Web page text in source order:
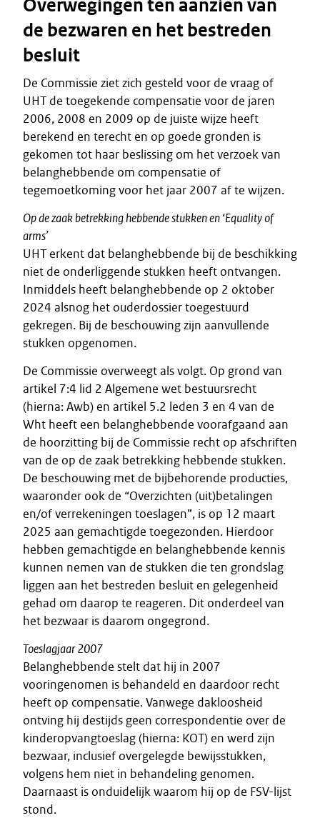
Overwegingen ten aanzien van
de bezwaren en het bestreden
besluit
De Commissie ziet zich gesteld voor de vraag of
UHT de toegekende compensatie voor de jaren
2006, 2008 en 2009 op de juiste wijze heeft
berekend en terecht en op goede gronden is
gekomen tot haar beslissing om het verzoek van
belanghebbende om compensatie of
tegemoetkoming voor het jaar 2007 af te wijzen.
Op de zaak betrekking hebbende stukken en‘Equality of
arms’
UHT erkent dat belanghebbende bij de beschikking
niet de onderliggende stukken heeft ontvangen.
Inmiddels heeft belanghebbende op 2 oktober
2024 alsnog het ouderdossier toegestuurd
gekregen. Bij de beschouwing zijn aanvullende
stukken opgenomen.
De Commissie overweegt als volgt. Op grond van
artikel 7:4 lid 2 Algemene wet bestuursrecht
(hierna: Awb) en artikel 5.2 leden 3 en 4 van de
Wht heeft een belanghebbende voorafgaand aan
de hoorzitting bij de Commissie recht op afschriften
van de op de zaak betrekking hebbende stukken.
De beschouwing met de bijbehorende producties,
waaronder ook de “Overzichten (uit)betalingen
en/of verrekeningen toeslagen”, is op 12 maart
2025 aan gemachtigde toegezonden. Hierdoor
hebben gemachtigde en belanghebbende kennis
kunnen nemen van de stukken die ten grondslag
liggen aan het bestreden besluit en gelegenheid
gehad om daarop te reageren. Dit onderdeel van
het bezwaar is daarom ongegrond.
Toeslagjaar 2007
Belanghebbende stelt dat hij in 2007
vooringenomen is behandeld en daardoor recht
heeft op compensatie. Vanwege dakloosheid
ontving hij destijds geen correspondentie over de
kinderopvangtoeslag (hierna: KOT) en werd zijn
bezwaar, inclusief overgelegde bewijsstukken,
volgens hem niet in behandeling genomen.
Daarnaast is onduidelijk waarom hij op de FSV-lijst
stond.